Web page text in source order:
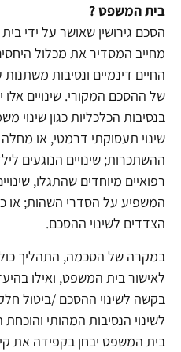
בית המשפט ?
הסכם גירושין שאושר על ידי
מחייב המסדיר את מכלול
החיים דינמיים ונסיבות משתנות
של ההסכם המקורי. שינויים אלו
בנסיבות הכלכליות כגון שינוי
שינוי תעסוקתי דרמטי, או
ההשתכרות; שינויים הנוגעים
רפואיים מיוחדים שהתגלו,
המשפיע על הסדרי השהות; או
הצדדים לשינוי ההסכם.
במקרה של הסכמה, התהליך
לאישור בית המשפט, ואילו
בקשה לשינוי ההסכם /ביטול
לשינוי הנסיבות המהותי
בית המשפט יבחן בקפידה את